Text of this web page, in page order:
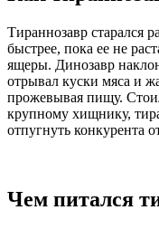
Тираннозавр старался
быстрее, пока ее не
ящеры. Динозавр
отрывал куски мяса и
прожевывая пищу.
крупному хищнику,
отпугнуть конкурента
Чем питался